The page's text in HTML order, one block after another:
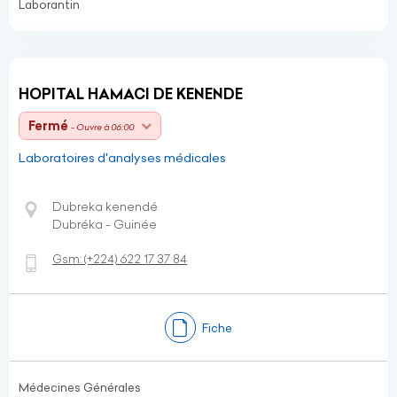
Laborantin
HOPITAL HAMACI DE KENENDE
Fermé - Ouvre à 06:00
Laboratoires d'analyses médicales
Dubreka kenendé
Dubréka - Guinée
Gsm:(+224) 622 17 37 84
Fiche
Médecines Générales